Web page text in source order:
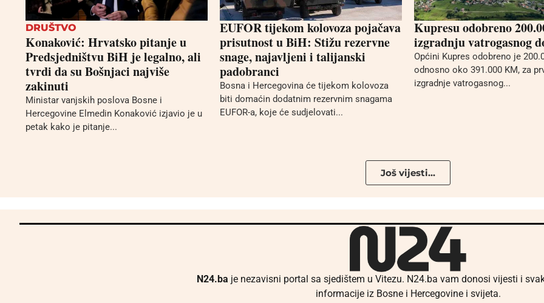
DRUŠTVO
Konaković: Hrvatsko pitanje u
Predsjedništvu BiH je legalno, ali
tvrdi da su Bošnjaci najviše
zakinuti
Ministar vanjskih poslova Bosne i
Hercegovine Elmedin Konaković izjavio je u
petak kako je pitanje...
EUFOR tijekom kolovoza pojačava
prisutnost u BiH: Stižu rezervne
snage, najavljeni i talijanski
padobranci
Bosna i Hercegovina će tijekom kolovoza
biti domaćin dodatnim rezervnim snagama
EUFOR-a, koje će sudjelovati...
Kupresu odobreno
izgradnju vatrogasnog
Općini Kupres odobreno je
odnosno oko 391.000 KM, za
izgradnje vatrogasnog...
Još vijesti...
N24.ba je nezavisni portal sa sjedištem u Vitezu. N24.ba vam donosi vijesti i
informacije iz Bosne i Hercegovine i svijeta.